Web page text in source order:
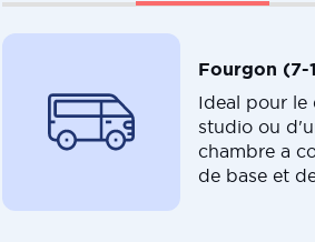
Fourgon (7-
Ideal pour le
studio ou
chambre a
de base et